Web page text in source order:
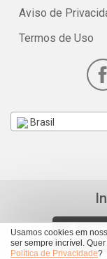
Usamos cookies em
ser sempre incrível.
Política de Privacidade?
Aviso de
Termos de Uso
Brasil